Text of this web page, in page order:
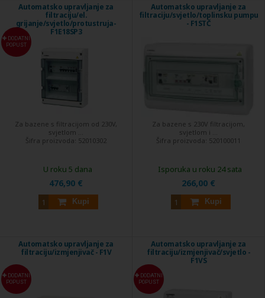
Automatsko upravljanje za
filtraciju/el.
grijanje/svjetlo/protustruja-
F1E18SP3
DODATNI
POPUST
Za bazene s filtracijom od 230V,
svjetlom ...
Šifra proizvoda: 52010302
476,90 €
Kupi
U roku 5 dana
Automatsko upravljanje za
filtraciju/svjetlo/toplinsku pumpu
- F1STČ
Za bazene s 230V filtracijom,
svjetlom i ...
Šifra proizvoda: 520100011
266,00 €
Kupi
Isporuka u roku 24 sata
Automatsko upravljanje za
filtraciju/izmjenjivač - F1V
DODATNI
POPUST
Automatsko upravljanje za
filtraciju/izmjenjivač/svjetlo -
F1VS
DODATNI
POPUST